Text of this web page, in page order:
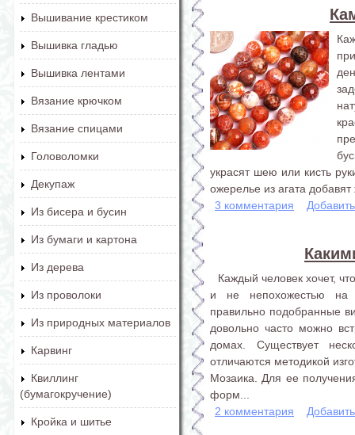
Вышивание крестиком
Вышивка гладью
Вышивка лентами
Вязание крючком
Вязание спицами
Головоломки
Декупаж
Из бисера и бусин
Из бумаги и картона
Из дерева
Из проволоки
Из природных материалов
Карвинг
Квиллинг
(бумагокручение)
Кройка и шитье
украсят шею или кисть
ожерелье из агата
3 комментария
Каждый человек хочет,
и не непохожестью на
правильно подобранные
довольно часто можно
домах. Существует
отличаются методикой
Мозаика. Для ее
форм...
2 комментария